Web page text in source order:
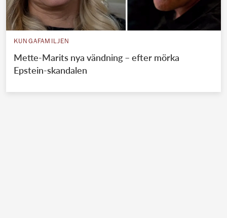
KUNGAFAMILJEN
Mette-Marits nya vändning – efter mörka
Epstein-skandalen